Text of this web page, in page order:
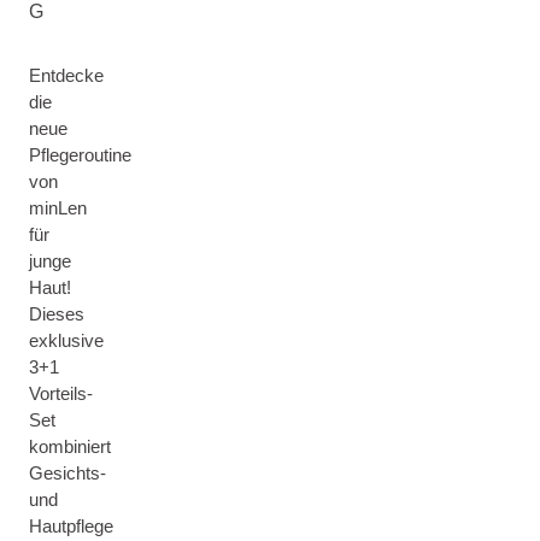
G
Entdecke
die
neue
Pflegeroutine
von
minLen
für
junge
Haut!
Dieses
exklusive
3+1
Vorteils-
Set
kombiniert
Gesichts-
und
Hautpflege